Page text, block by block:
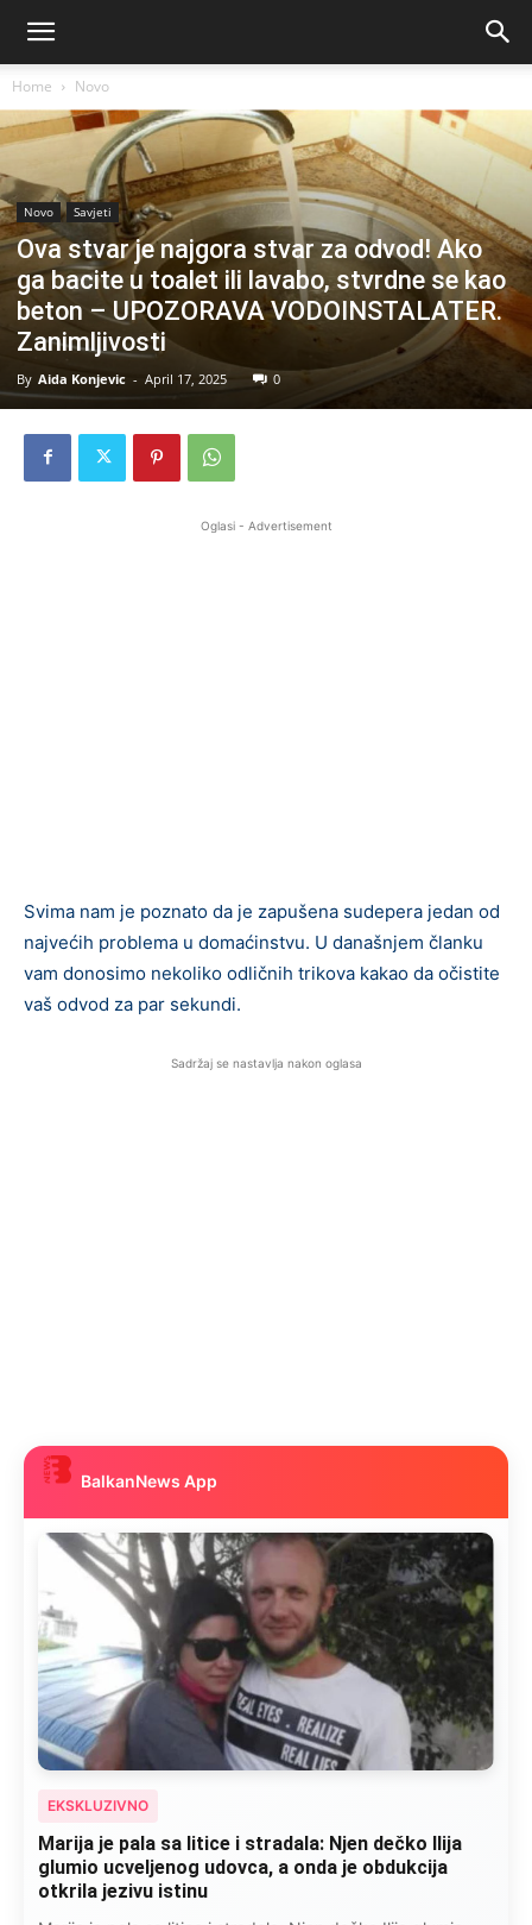
Home Novo
Novo Savjeti
Ova stvar je najgora stvar za odvod! Ako
ga bacite u toalet ili lavabo, stvrdne se kao
beton – UPOZORAVA VODOINSTALATER.
Zanimljivosti
By Aida Konjevic - April 17, 2025 0
Oglasi - Advertisement
Svima nam je poznato da je zapušena sudepera jedan od
najvećih problema u domaćinstvu. U današnjem članku
vam donosimo nekoliko odličnih trikova kakao da očistite
vaš odvod za par sekundi.
Sadržaj se nastavlja nakon oglasa
BalkanNews App
EKSKLUZIVNO
Marija je pala sa litice i stradala: Njen dečko Ilija
glumio ucveljenog udovca, a onda je obdukcija
otkrila jezivu istinu